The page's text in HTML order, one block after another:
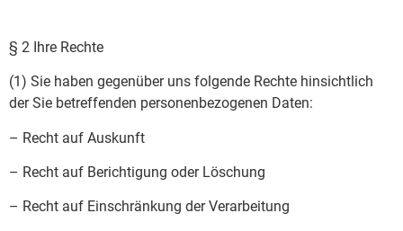
§ 2 Ihre Rechte
(1) Sie haben gegenüber uns folgende Rechte hinsichtlich
der Sie betreffenden personenbezogenen Daten:
– Recht auf Auskunft
– Recht auf Berichtigung oder Löschung
– Recht auf Einschränkung der Verarbeitung